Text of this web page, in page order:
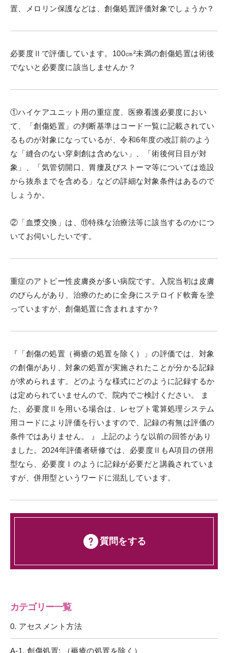
置、メロリン保護などは、創傷処置評価対象でしょうか？
必要度Ⅱで評価しています。100㎝²未満の創傷処置は術後
でないと必要度に該当しませんか？
①ハイケアユニット用の重症度、医療看護必要度におい
て、「創傷処置」の判断基準はコード一覧に記載されてい
るものが対象になっているが、令和6年度の改訂前のよう
な「縫合のない穿刺創は含めない」、「術後何日目が対
象」、「気管切開口、胃瘻及びストーマ等については造設
から抜糸までを含める」などの詳細な対象条件はあるので
しょうか。
②「血漿交換」は、⑪特殊な治療法等に該当するのかにつ
いてお伺いしたいです。
重症のアトピー性皮膚炎が多い病院です。入院当初は皮膚
のびらんがあり、治療のために全身にステロイド軟膏を塗
っていますが、創傷処置に含まれますか？
『「創傷の処置（褥瘡の処置を除く）」の評価では、対象
の創傷があり、対象の処置が実施されたことが分かる記録
が求められます。どのような様式にどのように記録するか
は定められていませんので、院内でご検討ください。 ま
た、必要度Ⅱを用いる場合は、レセプト電算処理システム
用コードにより評価を行いますので、記録の有無は評価の
条件ではありません。 』 上記のような以前の回答があり
ました。2024年評価者研修では、必要度ⅡもA項目の併用
型なら、必要度Ⅰのように記録が必要だと講義されていま
すが、併用型というワードに混乱しています。
質問をする
カテゴリー一覧
0. アセスメント方法
A-1. 創傷処置: （褥瘡の処置を除く）